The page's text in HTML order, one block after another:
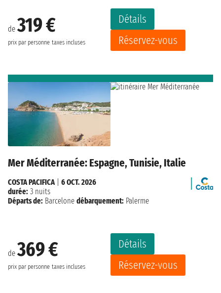
de319 €
prix par personne taxes incluses
Détails
Réservez-vous
Mer Méditerranée: Espagne, Tunisie, Italie
de369 €
prix par personne taxes incluses
Détails
Réservez-vous
COSTA PACIFICA
6 OCT. 2026
durée: 3 nuits
Départs de: Barcelone débarquement: Palerme